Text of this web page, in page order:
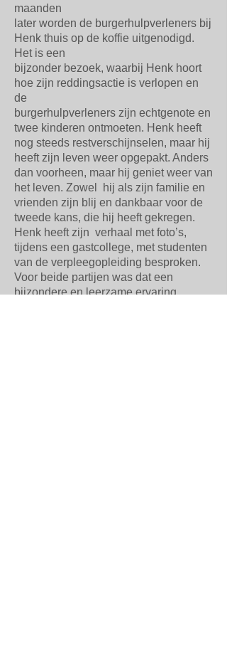
maanden
later worden de burgerhulpverleners bij
Henk thuis op de koffie uitgenodigd.
Het is een
bijzonder bezoek, waarbij Henk hoort
hoe zijn reddingsactie is verlopen en
de
burgerhulpverleners zijn echtgenote en
twee kinderen ontmoeten. Henk heeft
nog steeds restverschijnselen, maar hij
heeft zijn leven weer opgepakt. Anders
dan voorheen, maar hij geniet weer van
het leven. Zowel hij als zijn familie en
vrienden zijn blij en dankbaar voor de
tweede kans, die hij heeft gekregen.
Henk heeft zijn verhaal met foto’s,
tijdens een gastcollege, met studenten
van de verpleegopleiding besproken.
Voor beide partijen was dat een
bijzondere en leerzame ervaring.